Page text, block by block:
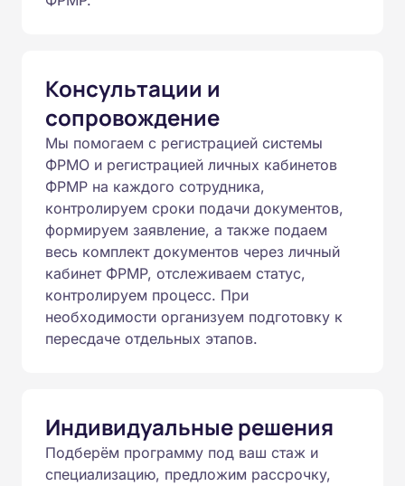
Консультации и
сопровождение
Мы помогаем с регистрацией системы
ФРМО и регистрацией личных кабинетов
ФРМР на каждого сотрудника,
контролируем сроки подачи документов,
формируем заявление, а также подаем
весь комплект документов через личный
кабинет ФРМР, отслеживаем статус,
контролируем процесс. При
необходимости организуем подготовку к
пересдаче отдельных этапов.
Индивидуальные решения
Подберём программу под ваш стаж и
специализацию, предложим рассрочку,